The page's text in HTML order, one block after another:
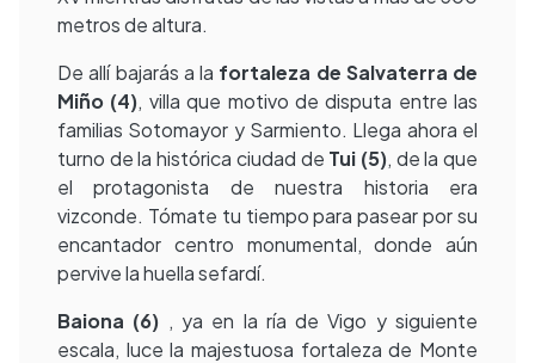
metros de altura.
De allí bajarás a la fortaleza de Salvaterra de
Miño (4), villa que motivo de disputa entre las
familias Sotomayor y Sarmiento. Llega ahora el
turno de la histórica ciudad de Tui (5), de la que
el protagonista de nuestra historia era
vizconde. Tómate tu tiempo para pasear por su
encantador centro monumental, donde aún
pervive la huella sefardí.
Baiona (6) , ya en la ría de Vigo y siguiente
escala, luce la majestuosa fortaleza de Monte